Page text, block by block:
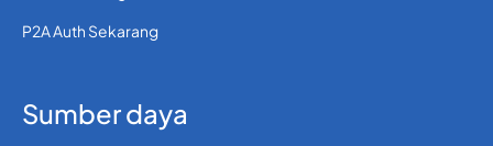
P2A Auth Sekarang
Sumber daya